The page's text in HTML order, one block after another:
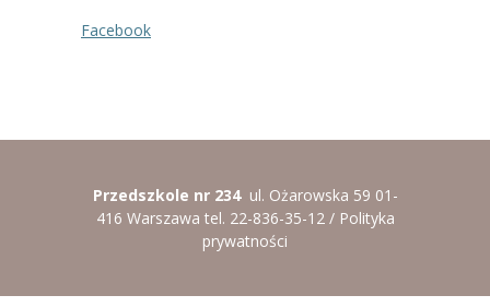
Facebook
Przedszkole nr 234 ul. Ożarowska 59 01-
416 Warszawa tel. 22-836-35-12 / Polityka
prywatności